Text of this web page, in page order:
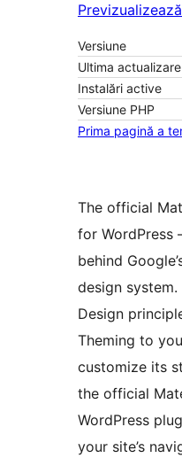
Previzualizează
Versiune
Ultima actualizare
Instalări active
Versiune PHP
Prima pagină a
The official
for WordPress
behind
design
Design
Theming to
customize its
the official
WordPress
your site’s